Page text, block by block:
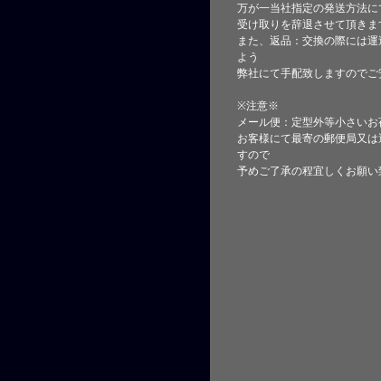
万が一当社指定の発送方法に
受け取りを辞退させて頂きま
また、返品：交換の際には
よう
弊社にて手配致しますのでご
※注意※
メール便：定型外等小さい
お客様にて最寄の郵便局又
すので
予めご了承の程宜しくお願い